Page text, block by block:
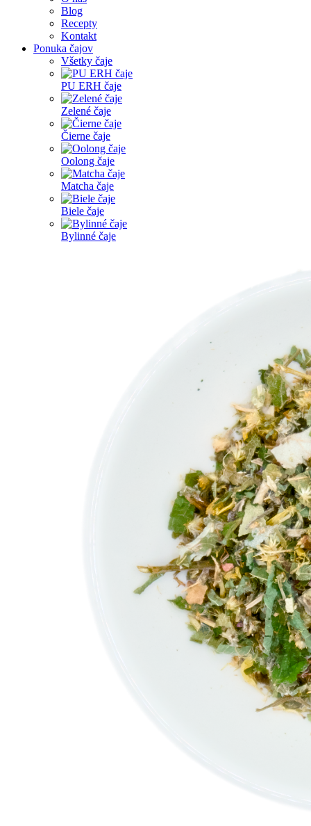
Blog
Recepty
Kontakt
Ponuka čajov
Všetky čaje
PU ERH čaje
Zelené čaje
Čierne čaje
Oolong čaje
Matcha čaje
Biele čaje
Bylinné čaje